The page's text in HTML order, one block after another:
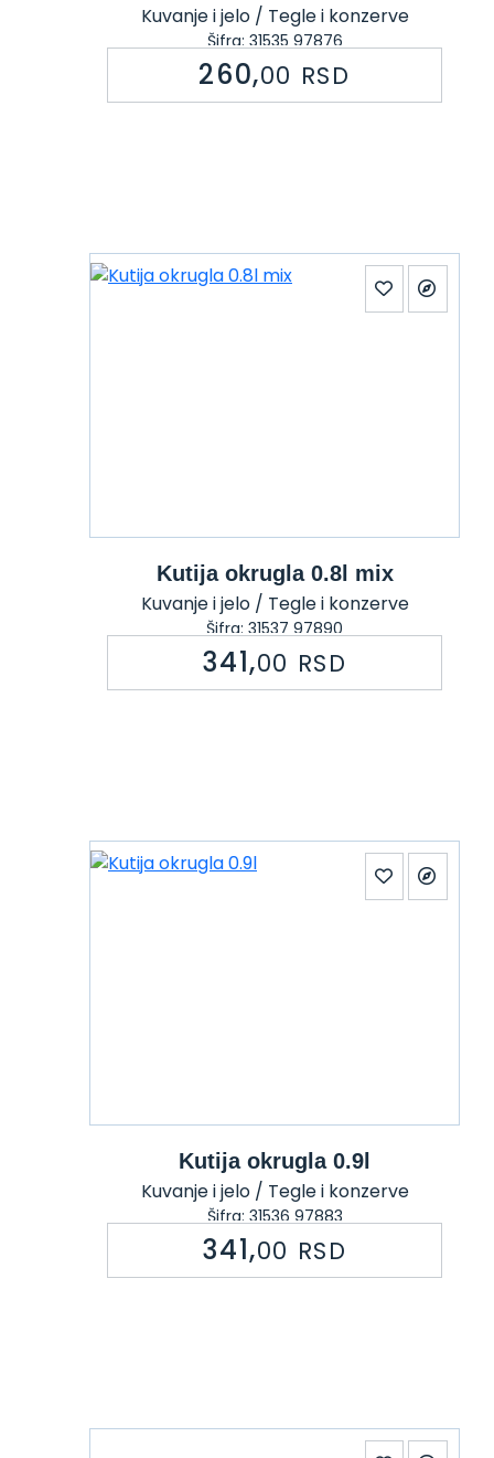
Kuvanje i jelo / Tegle i konzerve
Šifra: 31535 97876
260,00 RSD
Kutija okrugla 0.8l mix
Kuvanje i jelo / Tegle i konzerve
Šifra: 31537 97890
341,00 RSD
Kutija okrugla 0.9l
Kuvanje i jelo / Tegle i konzerve
Šifra: 31536 97883
341,00 RSD